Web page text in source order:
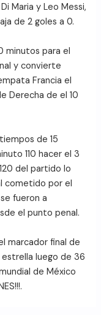
Maria y Leo Messi,
de 2 goles a 0.
minutos para el
y convierte
Francia el
Derecha de el 10
de 15
110 hacer el 3
del partido lo
cometido por el
fueron a
el punto penal.
marcador final de
estrella luego de 36
de México